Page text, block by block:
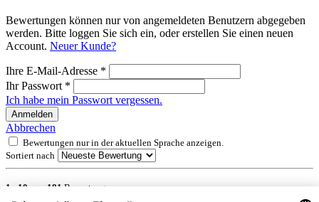
Bewertungen können nur von angemeldeten Benutzern abgegeben
werden. Bitte loggen Sie sich ein, oder erstellen Sie einen neuen
Account. Neuer Kunde?
Ihre E-Mail-Adresse *
Ihr Passwort *
Ich habe mein Passwort vergessen.
Anmelden
Abbrechen
Bewertungen nur in der aktuellen Sprache anzeigen.
Sortiert nach
1 10 181 Bewertungen